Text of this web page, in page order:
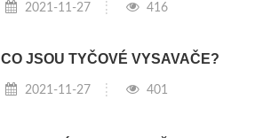
2021-11-27 416
CO JSOU TYČOVÉ VYSAVAČE?
2021-11-27 401